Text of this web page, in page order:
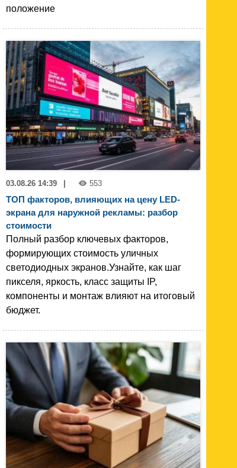
положение
03.08.26 14:39 553
ТОП факторов, влияющих на цену LED-
экрана для наружной рекламы: разбор
стоимости
Полный разбор ключевых факторов,
формирующих стоимость уличных
светодиодных экранов.Узнайте, как шаг
пикселя, яркость, класс защиты IP,
компоненты и монтаж влияют на итоговый
бюджет.